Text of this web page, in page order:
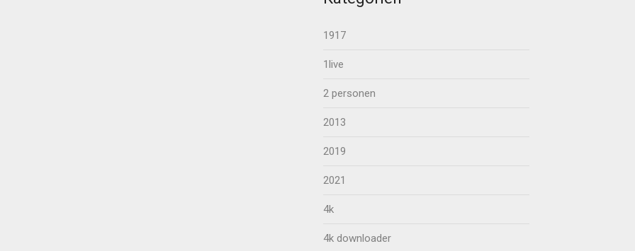
1917
1live
2 personen
2013
2019
2021
4k
4k downloader